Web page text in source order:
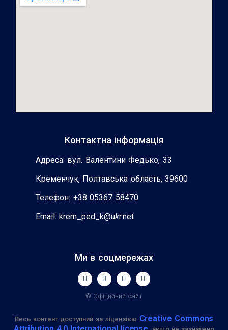
Контактна інформація
Адреса: вул. Валентини Федько, 33
Кременчук, Полтавська область, 39600
Телефон: +38 05367 58470
Email: krem_ped_k@ukr.net
Ми в соцмережах
© Офіцийний сайт
Весь контент доступний за ліцензією Creative Commons